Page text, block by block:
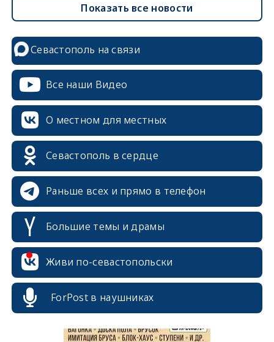
Показать все новости
Севастополь на связи
Все наши Видео
О местном для местных
Севастополь в сердце
Раньше всех и прямо в телефон
Большие темы и драмы
Живи по-севастопольски
ForPost в наушниках
erid: 2SDnjcrDNw6